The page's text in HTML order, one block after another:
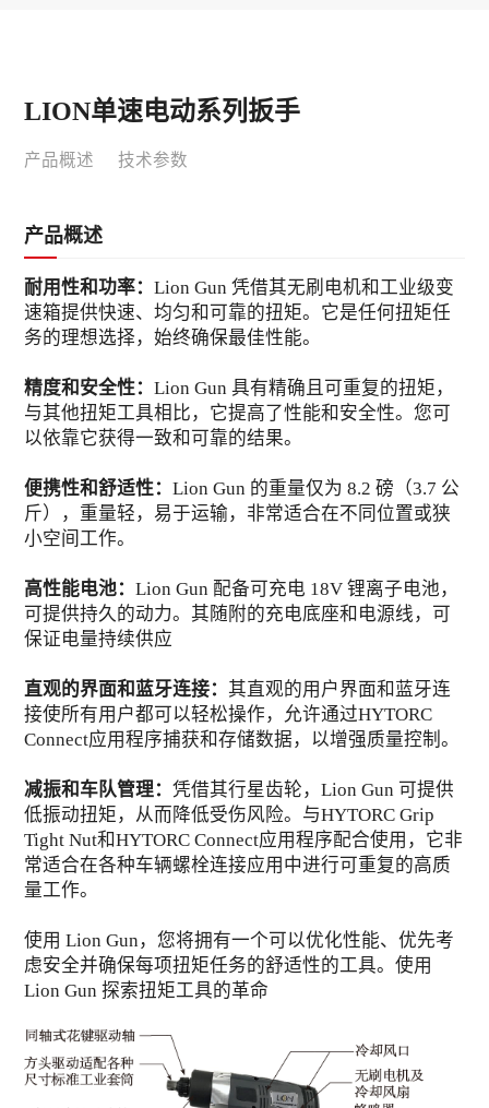
LION单速电动系列扳手
产品概述 技术参数
产品概述
耐用性和功率：Lion Gun 凭借其无刷电机和工业级变
速箱提供快速、均匀和可靠的扭矩。它是任何扭矩任
务的理想选择，始终确保最佳性能。
精度和安全性：Lion Gun 具有精确且可重复的扭矩，
与其他扭矩工具相比，它提高了性能和安全性。您可
以依靠它获得一致和可靠的结果。
便携性和舒适性：Lion Gun 的重量仅为 8.2 磅（3.7 公
斤），重量轻，易于运输，非常适合在不同位置或狭
小空间工作。
高性能电池：Lion Gun 配备可充电 18V 锂离子电池，
可提供持久的动力。其随附的充电底座和电源线，可
保证电量持续供应
直观的界面和蓝牙连接：其直观的用户界面和蓝牙连
接使所有用户都可以轻松操作，允许通过HYTORC
Connect应用程序捕获和存储数据，以增强质量控制。
减振和车队管理：凭借其行星齿轮，Lion Gun 可提供
低振动扭矩，从而降低受伤风险。与HYTORC Grip
Tight Nut和HYTORC Connect应用程序配合使用，它非
常适合在各种车辆螺栓连接应用中进行可重复的高质
量工作。
使用 Lion Gun，您将拥有一个可以优化性能、优先考
虑安全并确保每项扭矩任务的舒适性的工具。使用
Lion Gun 探索扭矩工具的革命